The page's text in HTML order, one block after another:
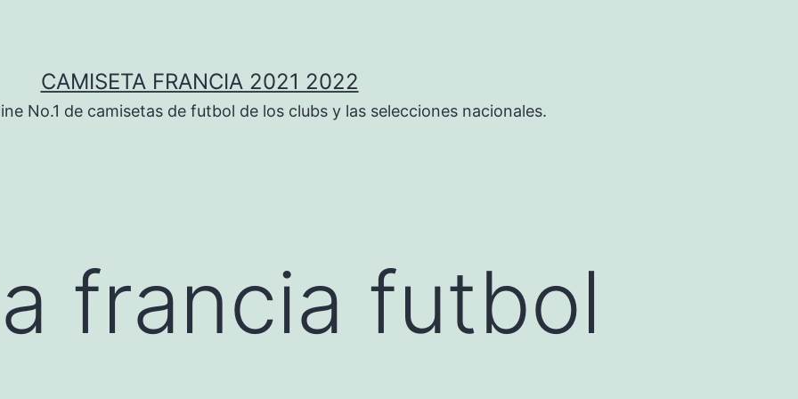
CAMISETA FRANCIA 2021 2022
No.1 de camisetas de futbol de los clubs y las selecciones nacionales.
francia futbol